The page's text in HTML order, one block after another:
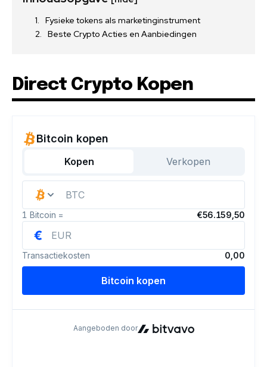
Fysieke tokens als marketinginstrument
Beste Crypto Acties en Aanbiedingen
Direct Crypto Kopen